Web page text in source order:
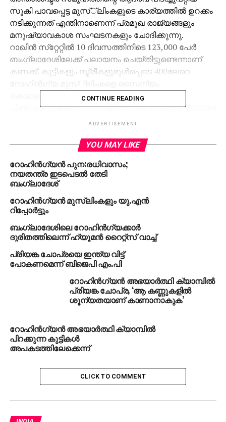
സൂകി പാവപ്പെട്ട മുസ്്‌ലിംകളുടെ കാര്യത്തില്‍ ഉറക്കം
നടിക്കുന്നത് എന്തിനാണെന്ന് പ്രമുഖ രാജ്യങ്ങളും
മനുഷ്യാവകാശ സംഘടനകളും ചോദിക്കുന്നു.
റാഖിന്‍ സ്‌റ്റേറ്റില്‍ 10 ദിവസത്തിനിടെ 123,000 പേര്‍
ബംഗ്ലാദേശിലേക്ക് പലായനം ചെയ്തിട്ടുണ്ടെന്നാണ്
കണക്ക്. കുട്ടികളും സ്ത്രീകളുമുള്‍പ്പെടെ 400ലേറെ
കൊലപ്പെടുത്തി.
പിഞ്ചുകുട്ടികളെപ്പോലും ജീവനോടെ ചുട്ടെരിച്ച് മ്യാന്മര്‍
സേന റോഹിന്‍ഗ്യ ഗ്രാമങ്ങളെ ചുട്ടെരിക്കുമ്പോള്‍
വാഴ്ത്തുന്ന സൂകി അഭിപ്രായപ്രകടത്തിനുപോലും
സൈന്യം റോഹിന്‍ഗ്യകളെ വേട്ടയാടിത്തുടങ്ങിയ
ശേഷം സൂകിയില്‍നിന്ന് പരസ്യ പ്രസ്താവനകളൊന്നും
ധ്വംസനങ്ങള്‍ക്കിരയായി പതിനായിരങ്ങളാണ്
റാഖിനില്‍ നരകിക്കുന്നതെന്ന് മ്യാന്മറിലെ യു.എന്‍
പ്രത്യേക ദൂത യാങ്ഹീ ലീ പറയുന്നു. മ്യാന്മര്‍
സേനയെ അടക്കിനിര്‍ത്തണമെന്ന് യു.എന്‍ സെക്രട്ടറി
ജനറല്‍ അന്റോണിയോ ഗുട്ടെറസും സൂകിയുടെ
നേതൃത്വത്തിലുള്ള ഭരണകൂടത്തോട്
ആവശ്യപ്പെട്ടിട്ടുണ്ട്. മ്യാന്മര്‍ ഭരണകൂടത്തിന്റെ
നിഷ്‌ക്രിയത്വത്തെ സമാധാന നൊബേല്‍ ജേതാവ്
മലാല യൂസുഫ്‌സായിയും അപലപിച്ചു. വാര്‍ത്തകള്‍
മുസ്്‌ലിംകളുടെ ദുരിതം എന്റെ ഹൃദയത്തെ
തകര്‍ക്കുന്നു. റോഹിന്‍ഗ്യകളോട് കാണിക്കുന്ന
ദുരന്തപൂര്‍ണവും നിന്ദ്യവുമായ പെരുമാറ്റത്തെ
എന്നെപ്പോലെ സമാധാന നൊബേല്‍ നേടിയ സൂകിയും
അക്രമങ്ങളെ അപലപിക്കുന്നത് കേള്‍ക്കാന്‍ ഞാന്‍
കാത്തിരിക്കുകയാണ്- മലാല കൂട്ടിച്ചേര്‍ത്തു.
CONTINUE READING
ADVERTISEMENT
YOU MAY LIKE
റോഹിന്‍ഗ്യന്‍ പുന:രധിവാസം;
നയതന്ത്ര ഇടപെടല്‍ തേടി
ബംഗ്ലാദേശ്
റോഹിന്‍ഗ്യന്‍ മുസ്‌ലിംകളും യു.എന്‍
റിപ്പോര്‍ട്ടും
ബംഗ്ലാദേശിലെ റോഹിന്‍ഗ്യക്കാര്‍
ദുരിതത്തിലെന്ന് ഹ്യൂമന്‍ റൈറ്റ്‌സ് വാച്ച്
പ്രിയങ്ക ചോപ്രയെ ഇന്ത്യ വിട്ട്
പോകണമെന്ന് ബിജെപി എം.പി
റോഹിന്‍ഗ്യന്‍ അഭയാര്‍ത്ഥി ക്യാമ്പില്‍
പ്രിയങ്ക ചോപ്ര, ‘ആ കണ്ണുകളില്‍
ശൂന്യതയാണ് കാണാനാകുക’
പിറക്കുന്ന കുട്ടികള്‍
അപകടത്തിലേക്കെന്ന്